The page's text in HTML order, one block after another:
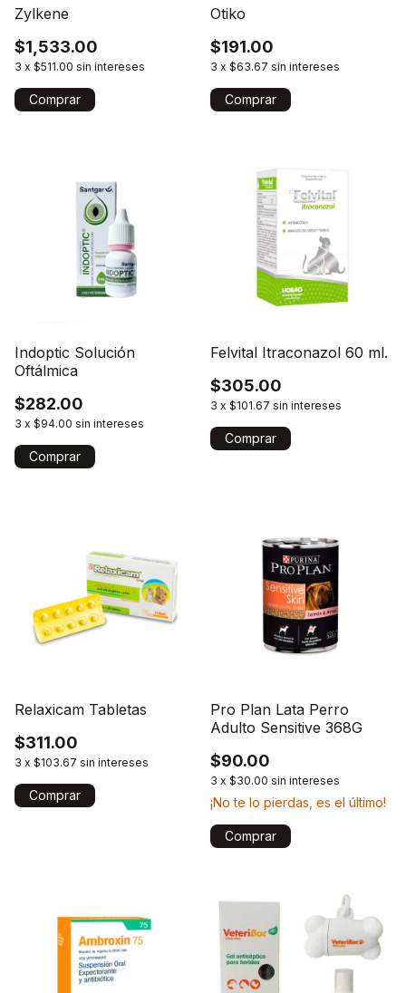
Zylkene
$1,533.00
3 x $511.00 sin intereses
Comprar
Otiko
$191.00
3 x $63.67 sin intereses
Indoptic Solución
Oftálmica
$282.00
3 x $94.00 sin intereses
Felvital Itraconazol 60 ml.
$305.00
3 x $101.67 sin intereses
Relaxicam Tabletas
$311.00
3 x $103.67 sin intereses
Comprar
Pro Plan Lata Perro
Adulto Sensitive 368G
$90.00
3 x $30.00 sin intereses
¡No te lo pierdas, es el último!